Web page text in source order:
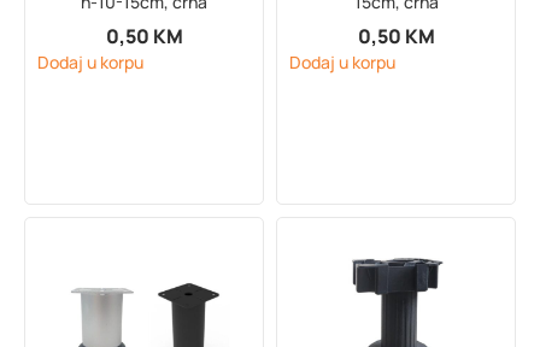
0,50 KM
Dodaj u korpu
0,50 KM
Dodaj u korpu